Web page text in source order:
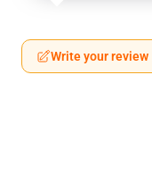
Write your review